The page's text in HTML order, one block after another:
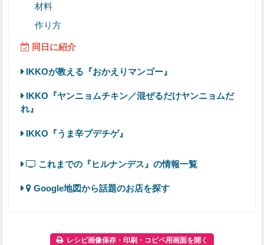
材料
作り方
同日に紹介
IKKOが教える『おかえりマンゴー』
IKKO『ヤンニョムチキン／混ぜるだけヤンニョムだ
れ』
IKKO『うま辛プデチゲ』
これまでの『ヒルナンデス』の情報一覧
Google地図から話題のお店を探す
レシピ画像保存・印刷・コピペ用画面を開く